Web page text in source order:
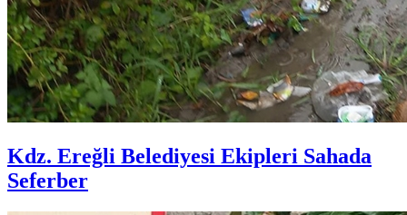
Kdz. Ereğli Belediyesi Ekipleri Sahada
Seferber